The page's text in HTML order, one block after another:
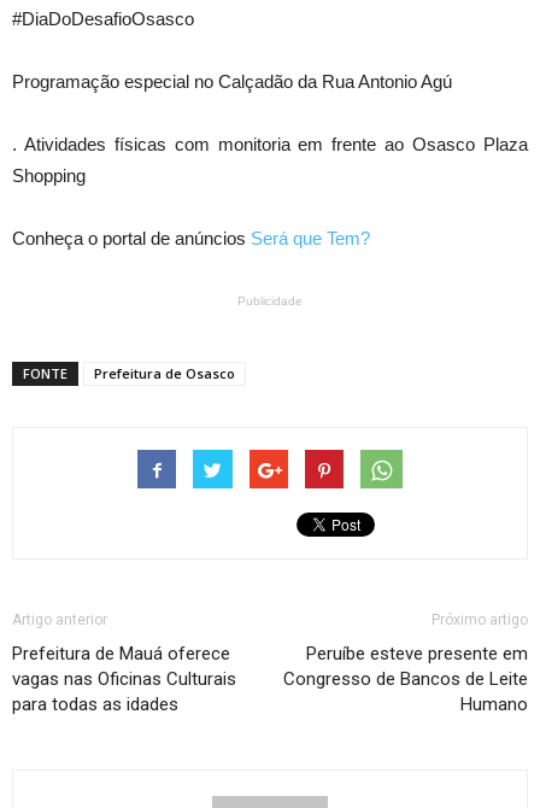
#DiaDoDesafioOsasco
Programação especial no Calçadão da Rua Antonio Agú
. Atividades físicas com monitoria em frente ao Osasco Plaza
Shopping
Conheça o portal de anúncios Será que Tem?
Publicidade
FONTE Prefeitura de Osasco
Artigo anterior
Prefeitura de Mauá oferece
vagas nas Oficinas Culturais
para todas as idades
Próximo artigo
Peruíbe esteve presente em
Congresso de Bancos de Leite
Humano